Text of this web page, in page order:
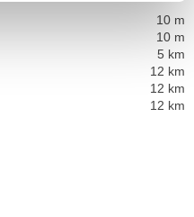
10 m
10 m
5 km
12 km
12 km
12 km